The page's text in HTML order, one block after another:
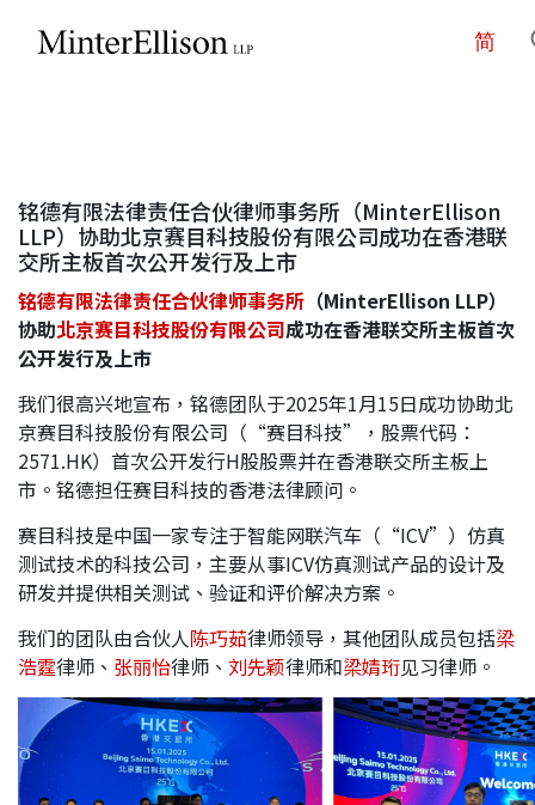
简
关于我们
业务领域
我们的团队
社区投入
应届毕业生招聘
联络我们
最新消息
铭德有限法律责任合伙律师事务所（MinterEllison
LLP）协助北京赛目科技股份有限公司成功在香港联
交所主板首次公开发行及上市
铭德有限法律责任合伙律师事务所 （MinterEllison LLP）
协助北京赛目科技股份有限公司成功在香港联交所主板首次
公开发行及上市
我们很高兴地宣布，铭德团队于2025年1月15日成功协助北
京赛目科技股份有限公司（“赛目科技”，股票代码：
2571.HK）首次公开发行H股股票并在香港联交所主板上
市。铭德担任赛目科技的香港法律顾问。
赛目科技是中国一家专注于智能网联汽车（“ICV”）仿真
测试技术的科技公司，主要从事ICV仿真测试产品的设计及
研发并提供相关测试、验证和评价解决方案。
我们的团队由合伙人陈巧茹律师领导，其他团队成员包括梁
浩霆律师、 张丽怡律师、 刘先颖律师和梁婧珩见习律师。